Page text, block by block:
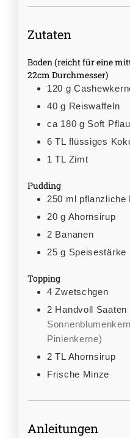
Zutaten
Boden (reicht für eine
22cm Durchmesser)
120 g
40 g Reiswaffeln
ca 180 g Soft
6 TL flüssiges
1 TL Zimt
Pudding
250 ml pflanzliche
20 g Ahornsirup
2 Bananen
25 g Speisestärke
Topping
4 Zwetschgen
2 Handvoll Saaten
Pinienkerne)
2 TL Ahornsirup
Frische Minze
Anleitungen